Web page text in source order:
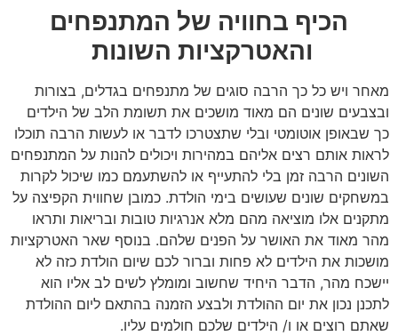
הכיף בחוויה של המתנפחים
והאטרקציות השונות
מאחר ויש כל כך הרבה סוגים של מתנפחים בגדלים, בצורות
ובצבעים שונים הם מאוד מושכים את תשומת הלב של הילדים
כך שבאופן אוטומטי ובלי שתצטרכו לדבר או לעשות הרבה תוכלו
לראות אותם רצים אליהם במהירות ויכולים להנות על המתנפחים
השונים הרבה זמן בלי להתעייף או להשתעמם כמו שיכול לקרות
במשחקים שונים שעושים בימי הולדת. כמובן שחווית הקפיצה על
מתקנים אלו מוציאה מהם מלא אנרגיות טובות ובריאות ותראו
מהר מאוד את האושר על הפנים שלהם. בנוסף שאר האטרקציות
מושכות את הילדים לא פחות וברור לכם שיום הולדת כזה לא
יישכח מהר, הדבר היחיד שחשוב ומומלץ לשים לב אליו הוא
לתכנן נכון את יום ההולדת ולבצע הזמנה בהתאם ליום ההולדת
שאתם רוצים או ו/ הילדים שלכם חולמים עליו.